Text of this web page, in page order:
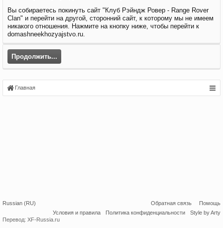
Вы собираетесь покинуть сайт "Клуб Рэйндж Ровер - Range Rover
Clan" и перейти на другой, сторонний сайт, к которому мы не имеем
никакого отношения. Нажмите на кнопку ниже, чтобы перейти к
domashneekhozyajstvo.ru.
Продолжить...
Главная
Russian (RU) Обратная связь
Помощь
Условия и правила
Политика конфиденциальности
Style by Arty
Перевод: XF-Russia.ru